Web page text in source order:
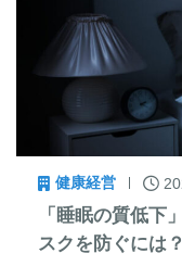
健康経営
「睡眠の質低下
スクを防ぐには？